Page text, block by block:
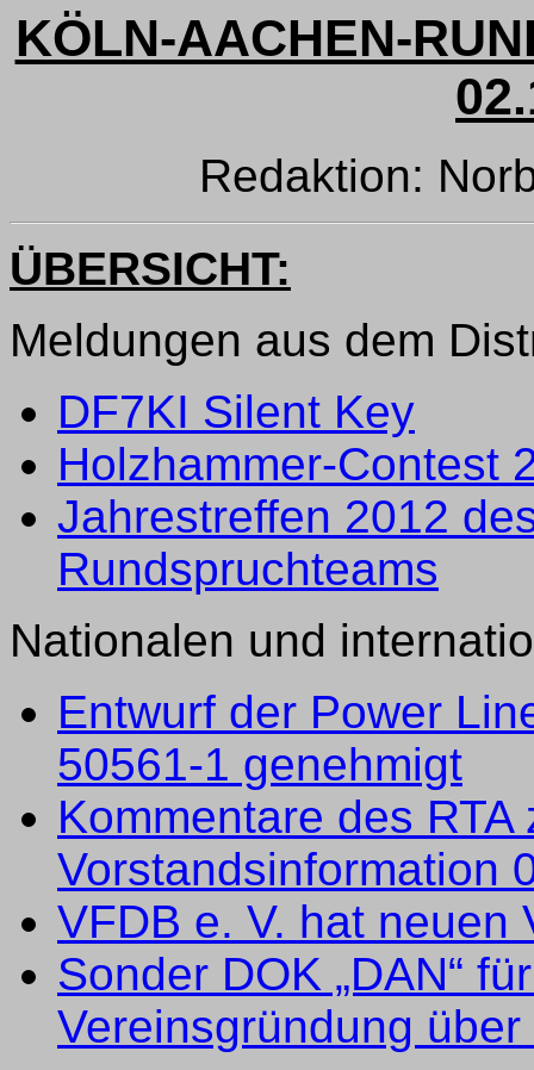
KÖLN-AACHEN-
Redaktion:
ÜBERSICHT:
Meldungen aus dem
DF7KI Silent Key
Holzhammer-Contest
Jahrestreffen 2012
Rundspruchteams
Nationalen und
Entwurf der Power
50561-1 genehmigt
Kommentare des
Vorstandsinformation
VFDB e. V. hat neuen
Sonder DOK „DAN“
Vereinsgründung